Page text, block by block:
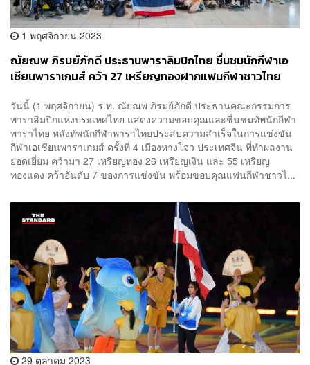
1 พฤศจิกายน 2023
ณัยณพ ภิรมย์ภักดี ประธานพาราลิมปิกไทย ชื่นชมนักกีฬาเอ
เชียนพาราเกมส์ คว้า 27 เหรียญทองฝากแฟนกีฬาชาวไทย
วันนี้ (1 พฤศจิกายน) ร.ท. ณัยณพ ภิรมย์ภักดี ประธานคณะกรรมการ
พาราลิมปิกแห่งประเทศไทย แสดงความขอบคุณและชื่นชมทัพนักกีฬา
พาราไทย หลังทัพนักกีฬาพาราไทยประสบความสำเร็จในการแข่งขัน
กีฬาเอเชียนพาราเกมส์ ครั้งที่ 4 เมืองหางโจว ประเทศจีน ที่ทำผลงาน
ยอดเยี่ยม คว้ามา 27 เหรียญทอง 26 เหรียญเงิน และ 55 เหรียญ
ทองแดง คว้าอันดับ 7 ของการแข่งขัน พร้อมขอบคุณแฟนกีฬาชาวไ...
29 ตุลาคม 2023